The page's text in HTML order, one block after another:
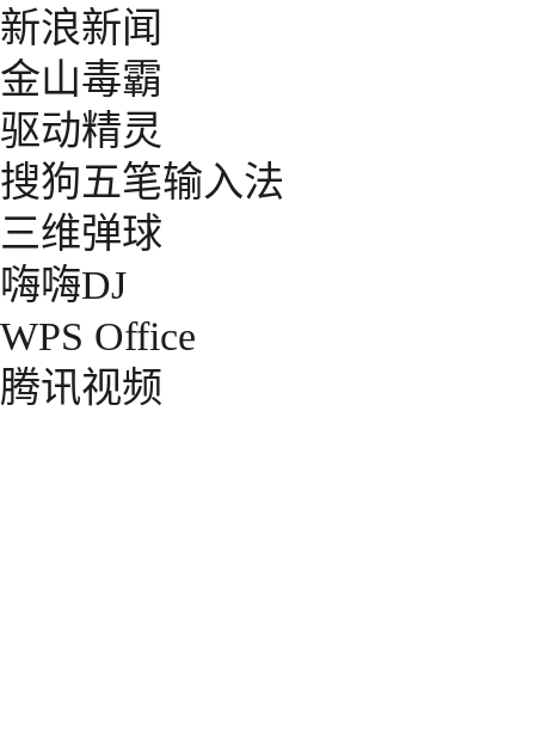
新浪新闻
金山毒霸
驱动精灵
搜狗五笔输入法
三维弹球
嗨嗨DJ
WPS Office
腾讯视频